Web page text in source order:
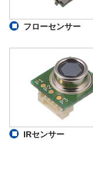
フローセンサー
IRセンサー